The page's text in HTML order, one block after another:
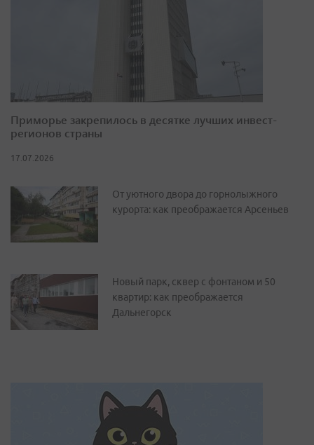
Приморье закрепилось в десятке лучших инвест-
регионов страны
17.07.2026
От уютного двора до горнолыжного
курорта: как преображается Арсеньев
Новый парк, сквер с фонтаном и 50
квартир: как преображается
Дальнегорск